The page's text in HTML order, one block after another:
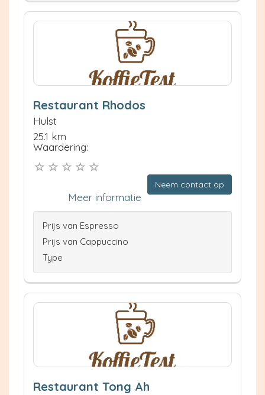
Restaurant Rhodos
Hulst
25.1 km
Waardering:
Neem contact op
Meer informatie
Prijs van Espresso
Prijs van Cappuccino
Type
Restaurant Tong Ah